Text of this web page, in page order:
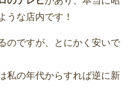
うな店内です！
のですが、とにかく安いで
私の年代からすれば逆に新